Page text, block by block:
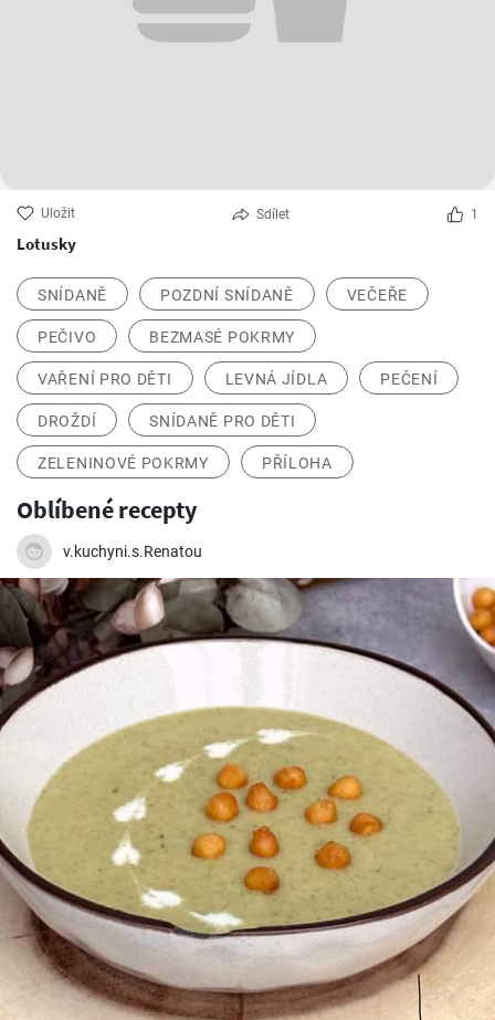
Uložit Sdílet 1
Lotusky
SNÍDANĚ POZDNÍ SNÍDANĚ VEČEŘE
PEČIVO BEZMASÉ POKRMY
VAŘENÍ PRO DĚTI LEVNÁ JÍDLA PEČENÍ
DROŽDÍ SNÍDANĚ PRO DĚTI
ZELENINOVÉ POKRMY PŘÍLOHA
Oblíbené recepty
v.kuchyni.s.Renatou